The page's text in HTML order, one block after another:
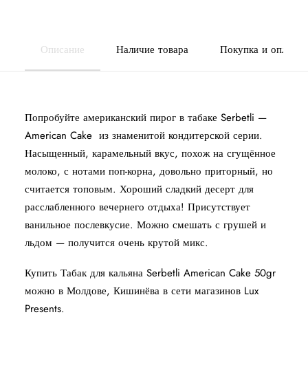
Описание Наличие товара Покупка и оплата
Попробуйте американский пирог в табаке Serbetli —
American Cake из знаменитой кондитерской серии.
Насыщенный, карамельный вкус, похож на сгущённое
молоко, с нотами поп-корна, довольно приторный, но
считается топовым. Хороший сладкий десерт для
расслабленного вечернего отдыха! Присутствует
ванильное послевкусие. Можно смешать с грушей и
льдом — получится очень крутой микс.
Купить Табак для кальяна Serbetli American Cake 50gr
можно в Молдове, Кишинёва в сети магазинов Lux
Presents.